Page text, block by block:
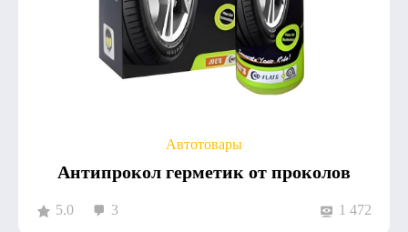
Автотовары
Антипрокол герметик от проколов
5.0 3 1 472